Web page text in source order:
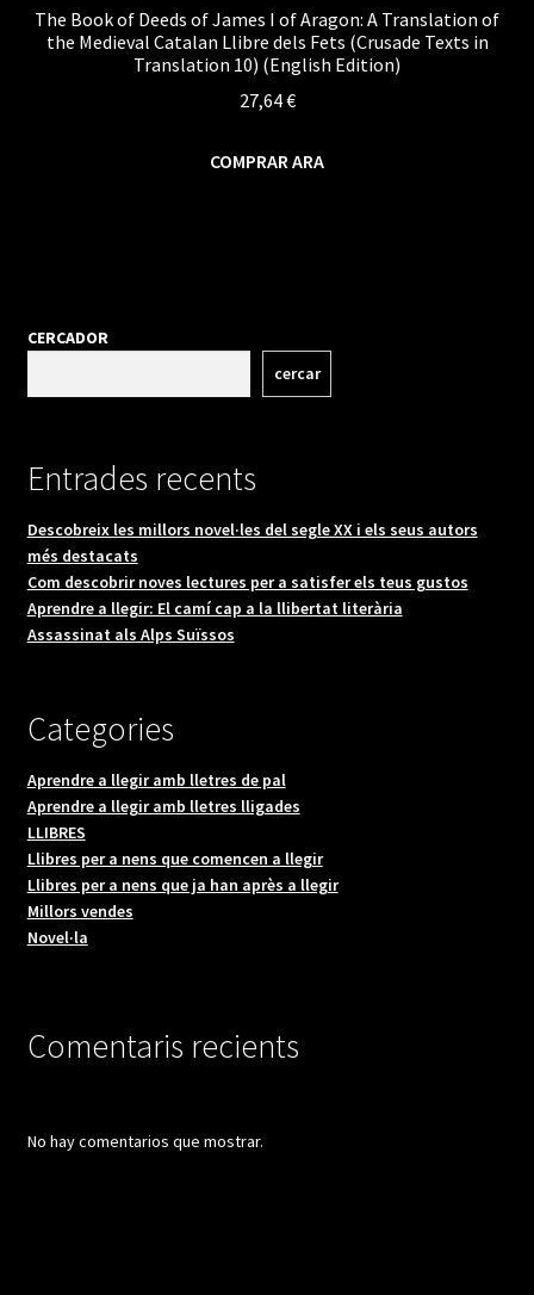
The Book of Deeds of James I of Aragon: A Translation of
the Medieval Catalan Llibre dels Fets (Crusade Texts in
Translation 10) (English Edition)
27,64€
COMPRAR ARA
CERCADOR
cercar
Entrades recents
Descobreix les millors novel·les del segle XX i els seus autors
més destacats
Com descobrir noves lectures per a satisfer els teus gustos
Aprendre a llegir: El camí cap a la llibertat literària
Assassinat als Alps Suïssos
Categories
Aprendre a llegir amb lletres de pal
Aprendre a llegir amb lletres lligades
LLIBRES
Llibres per a nens que comencen a llegir
Llibres per a nens que ja han après a llegir
Millors vendes
Novel·la
Comentaris recients
No hay comentarios que mostrar.